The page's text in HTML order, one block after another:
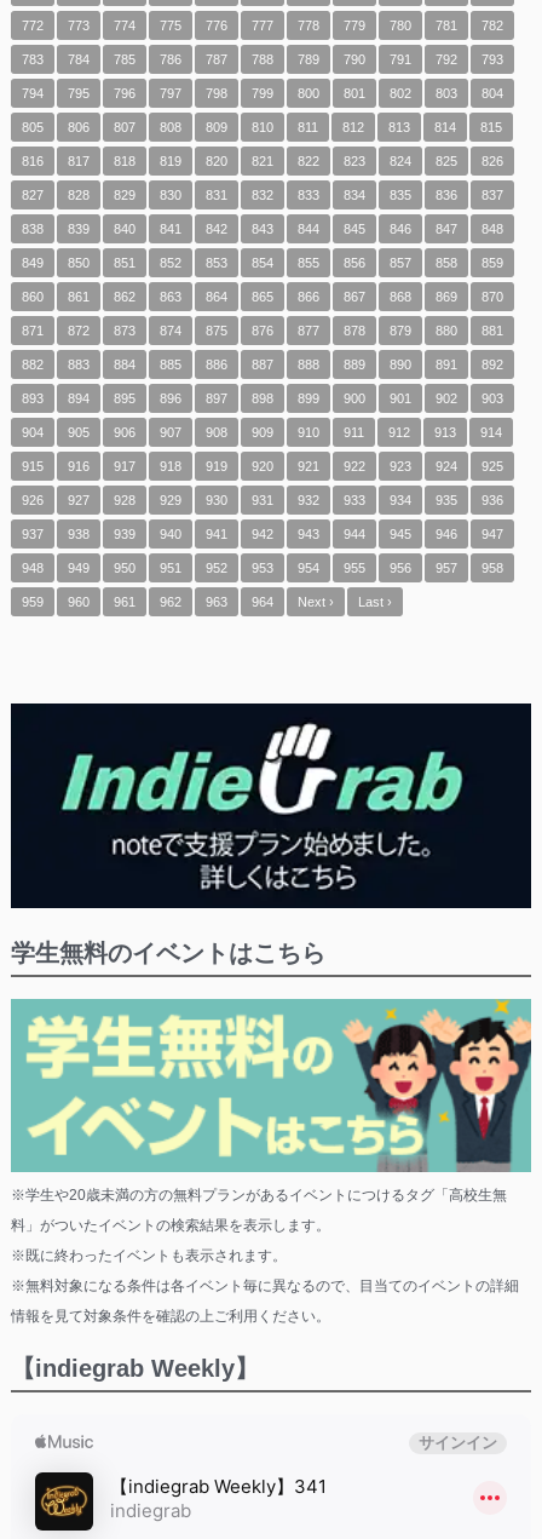
772 773 774 775 776 777 778 779 780 781 782
783 784 785 786 787 788 789 790 791 792 793
794 795 796 797 798 799 800 801 802 803 804
805 806 807 808 809 810 811 812 813 814 815
816 817 818 819 820 821 822 823 824 825 826
827 828 829 830 831 832 833 834 835 836 837
838 839 840 841 842 843 844 845 846 847 848
849 850 851 852 853 854 855 856 857 858 859
860 861 862 863 864 865 866 867 868 869 870
871 872 873 874 875 876 877 878 879 880 881
882 883 884 885 886 887 888 889 890 891 892
893 894 895 896 897 898 899 900 901 902 903
904 905 906 907 908 909 910 911 912 913 914
915 916 917 918 919 920 921 922 923 924 925
926 927 928 929 930 931 932 933 934 935 936
937 938 939 940 941 942 943 944 945 946 947
948 949 950 951 952 953 954 955 956 957 958
959 960 961 962 963 964 Next › Last ›
学生無料のイベントはこちら
※学生や20歳未満の方の無料プランがあるイベントにつけるタグ「高校生無
料」がついたイベントの検索結果を表示します。
※既に終わったイベントも表示されます。
※無料対象になる条件は各イベント毎に異なるので、目当てのイベントの詳細
情報を見て対象条件を確認の上ご利用ください。
【indiegrab Weekly】